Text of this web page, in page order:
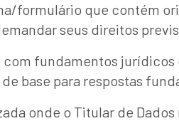
formulário que contém
seus direitos
com fundamentos
base para respostas
onde o Titular de